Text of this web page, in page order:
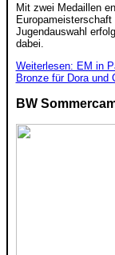
Mit zwei Medaillen
Jugendauswahl
dabei.
Weiterlesen: EM in
Bronze für Dora und
BW